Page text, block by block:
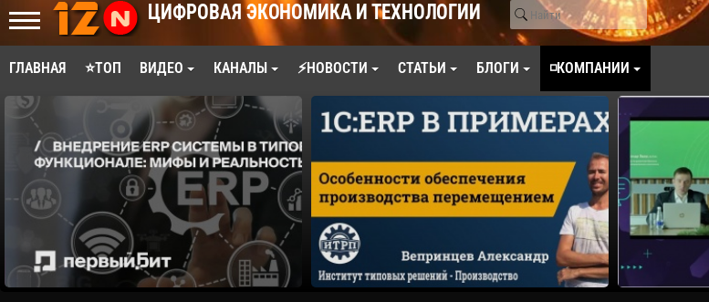
ЦИФРОВАЯ ЭКОНОМИКА И ТЕХНОЛОГИИ
ГЛАВНАЯ ⭐ТОП ВИДЕО КАНАЛЫ ⚡НОВОСТИ СТАТЬИ БЛОГИ ◽КОМПАНИИ